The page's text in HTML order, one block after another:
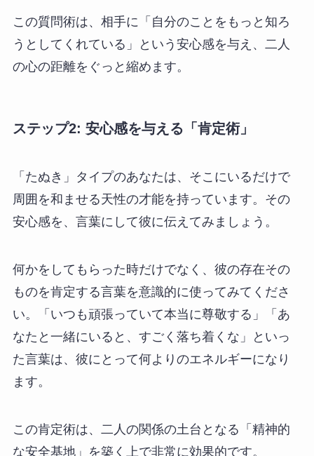
この質問術は、相手に「自分のことをもっと知ろ
うとしてくれている」という安心感を与え、二人
の心の距離をぐっと縮めます。
ステップ2: 安心感を与える「肯定術」
「たぬき」タイプのあなたは、そこにいるだけで
周囲を和ませる天性の才能を持っています。その
安心感を、言葉にして彼に伝えてみましょう。
何かをしてもらった時だけでなく、彼の存在その
ものを肯定する言葉を意識的に使ってみてくださ
い。「いつも頑張っていて本当に尊敬する」「あ
なたと一緒にいると、すごく落ち着くな」といっ
た言葉は、彼にとって何よりのエネルギーになり
ます。
この肯定術は、二人の関係の土台となる「精神的
な安全基地」を築く上で非常に効果的です。